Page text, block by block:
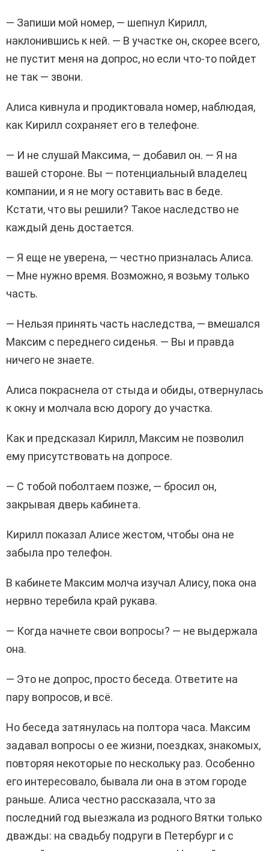
— Запиши мой номер, — шепнул Кирилл,
наклонившись к ней. — В участке он, скорее всего,
не пустит меня на допрос, но если что-то пойдет
не так — звони.
Алиса кивнула и продиктовала номер, наблюдая,
как Кирилл сохраняет его в телефоне.
— И не слушай Максима, — добавил он. — Я на
вашей стороне. Вы — потенциальный владелец
компании, и я не могу оставить вас в беде.
Кстати, что вы решили? Такое наследство не
каждый день достается.
— Я еще не уверена, — честно призналась Алиса.
— Мне нужно время. Возможно, я возьму только
часть.
— Нельзя принять часть наследства, — вмешался
Максим с переднего сиденья. — Вы и правда
ничего не знаете.
Алиса покраснела от стыда и обиды, отвернулась
к окну и молчала всю дорогу до участка.
Как и предсказал Кирилл, Максим не позволил
ему присутствовать на допросе.
— С тобой поболтаем позже, — бросил он,
закрывая дверь кабинета.
Кирилл показал Алисе жестом, чтобы она не
забыла про телефон.
В кабинете Максим молча изучал Алису, пока она
нервно теребила край рукава.
— Когда начнете свои вопросы? — не выдержала
она.
— Это не допрос, просто беседа. Ответите на
пару вопросов, и всё.
Но беседа затянулась на полтора часа. Максим
задавал вопросы о ее жизни, поездках, знакомых,
повторяя некоторые по нескольку раз. Особенно
его интересовало, бывала ли она в этом городе
раньше. Алиса честно рассказала, что за
последний год выезжала из родного Вятки только
дважды: на свадьбу подруги в Петербург и с